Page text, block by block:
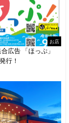
お店
広告 「ほっぷ」
行！